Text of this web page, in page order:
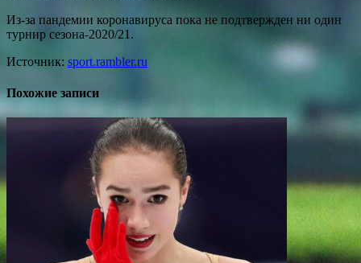
Из-за пандемии коронавируса пока не подтвержден ни один
турнир сезона-2020/21.
Источник: sport.rambler.ru
Похожие записи